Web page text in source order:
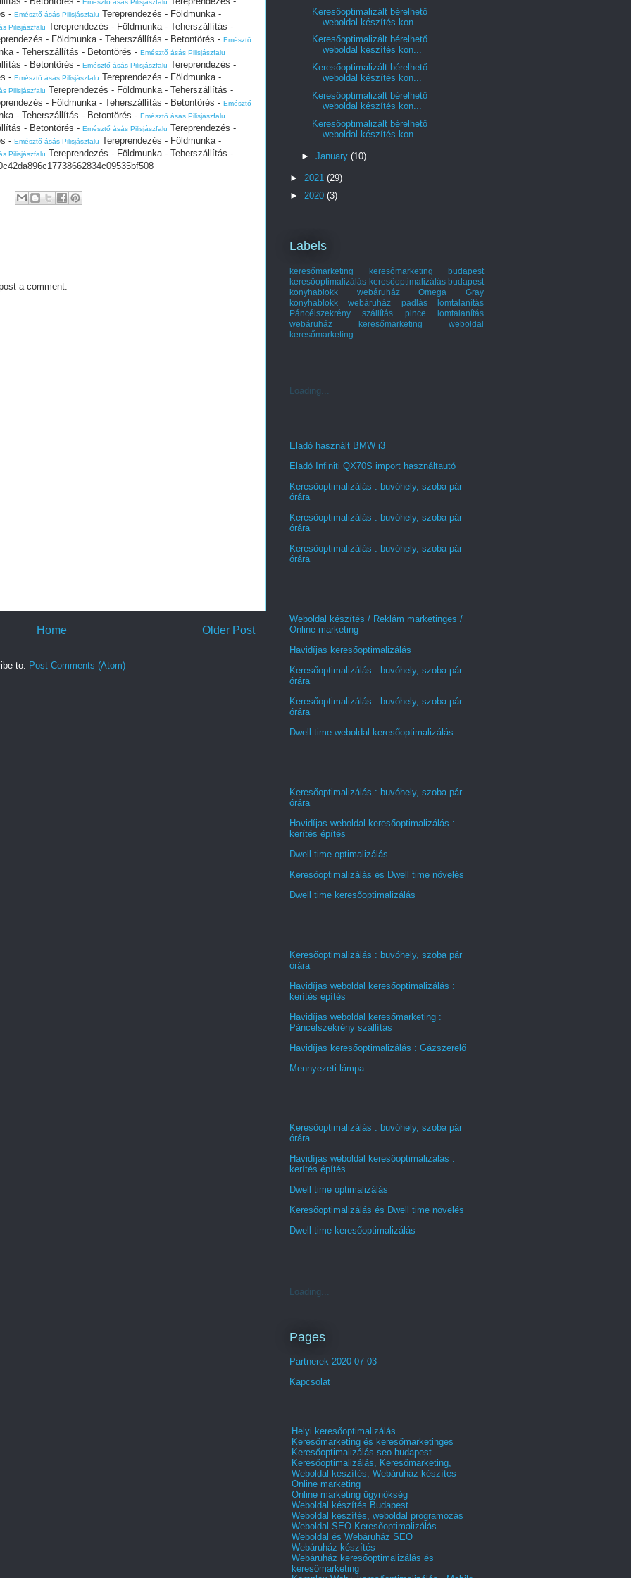
Emésztő ásás Pilisjászfalu
- Emésztő ásás Pilisjászfalu Tereprendezés - Földmunka -
Pilisjászfalu Tereprendezés - Földmunka - Teherszállítás -
- Földmunka - Teherszállítás - Betontörés - Emésztő
- Teherszállítás - Betontörés - Emésztő ásás Pilisjászfalu
- Betontörés - Emésztő ásás Pilisjászfalu Tereprendezés -
- Emésztő ásás Pilisjászfalu Tereprendezés - Földmunka -
Pilisjászfalu Tereprendezés - Földmunka - Teherszállítás -
- Földmunka - Teherszállítás - Betontörés - Emésztő
- Teherszállítás - Betontörés - Emésztő ásás Pilisjászfalu
- Betontörés - Emésztő ásás Pilisjászfalu Tereprendezés -
- Emésztő ásás Pilisjászfalu Tereprendezés - Földmunka -
Pilisjászfalu Tereprendezés - Földmunka - Teherszállítás -
a comment.
Older Post
Home
to: Post Comments (Atom)
Keresőoptimalizált bérelhető
weboldal készítés kon...
Keresőoptimalizált bérelhető
weboldal készítés kon...
Keresőoptimalizált bérelhető
weboldal készítés kon...
Keresőoptimalizált bérelhető
weboldal készítés kon...
Keresőoptimalizált bérelhető
weboldal készítés kon...
► January (10)
► 2021 (29)
► 2020 (3)
Labels
keresőmarketing
keresőmarketing budapest
keresőoptimalizálás keresőoptimalizálás budapest
konyhablokk webáruház
Omega Gray
konyhablokk webáruház
padlás lomtalanítás
Páncélszekrény szállítás
pince lomtalanítás
webáruház keresőmarketing
weboldal
keresőmarketing
Loading...
Eladó használt BMW i3
Eladó Infiniti QX70S import használtautó
Keresőoptimalizálás : buvóhely, szoba pár
órára
Keresőoptimalizálás : buvóhely, szoba pár
órára
Keresőoptimalizálás : buvóhely, szoba pár
órára
Weboldal készítés / Reklám marketinges /
Online marketing
Havidíjas keresőoptimalizálás
Keresőoptimalizálás : buvóhely, szoba pár
órára
Keresőoptimalizálás : buvóhely, szoba pár
órára
Dwell time weboldal keresőoptimalizálás
Keresőoptimalizálás : buvóhely, szoba pár
órára
Havidíjas weboldal keresőoptimalizálás :
kerítés építés
Dwell time optimalizálás
Keresőoptimalizálás és Dwell time növelés
Dwell time keresőoptimalizálás
Keresőoptimalizálás : buvóhely, szoba pár
órára
Havidíjas weboldal keresőoptimalizálás :
kerítés építés
Havidíjas weboldal keresőmarketing :
Páncélszekrény szállítás
Havidíjas keresőoptimalizálás : Gázszerelő
Mennyezeti lámpa
Keresőoptimalizálás : buvóhely, szoba pár
órára
Havidíjas weboldal keresőoptimalizálás :
kerítés építés
Dwell time optimalizálás
Keresőoptimalizálás és Dwell time növelés
Dwell time keresőoptimalizálás
Loading...
Pages
Partnerek 2020 07 03
Kapcsolat
Helyi keresőoptimalizálás
Keresőmarketing és keresőmarketinges
Keresőoptimalizálás seo budapest
Keresőoptimalizálás, Keresőmarketing,
Weboldal készítés, Webáruház készítés
Online marketing
Online marketing ügynökség
Weboldal készítés Budapest
Weboldal készítés, weboldal programozás
Weboldal SEO Keresőoptimalizálás
Weboldal és Webáruház SEO
Webáruház készítés
Webáruház keresőoptimalizálás és
keresőmarketing